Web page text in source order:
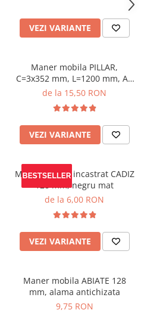
VEZI VARIANTE
Maner mobila PILLAR,
C=3x352 mm, L=1200 mm, Al,
brushed gold
de la 15,50 RON
VEZI VARIANTE
Maner mobila incastrat CADIZ
128 mm, negru mat
de la 6,00 RON
VEZI VARIANTE
Maner mobila ABIATE 128
mm, alama antichizata
9,75 RON